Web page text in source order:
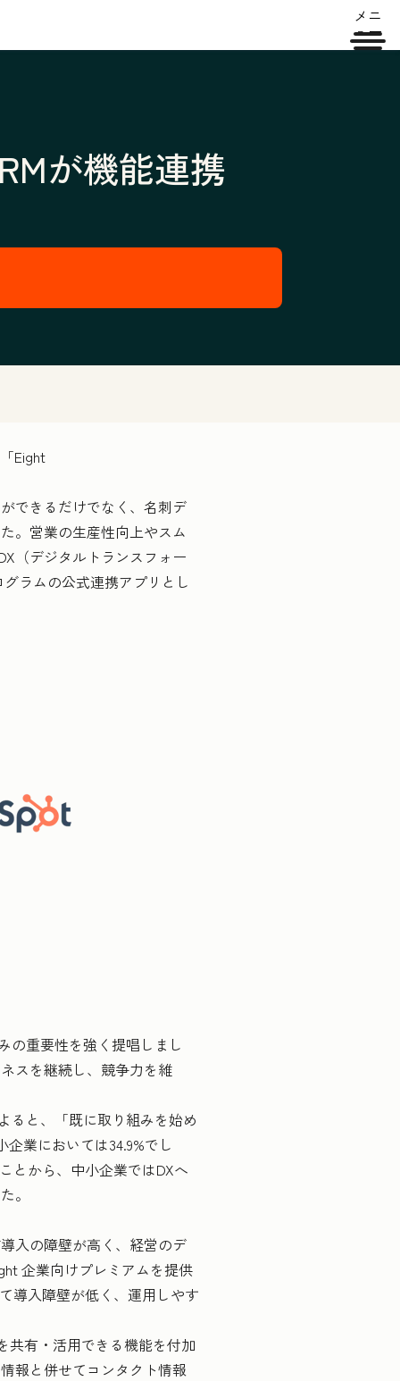
メニ
ュー
が機能連携
Eight
できるだけでなく、名刺デ
。営業の生産性向上やスム
（デジタルトランスフォー
ラムの公式連携アプリとし
重要性を強く提唱しまし
スを継続し、競争力を維
と、「既に取り組みを始め
業においては34.9%でし
とから、中小企業ではDXへ
。
入の障壁が高く、経営のデ
企業向けプレミアムを提供
導入障壁が低く、運用しやす
有・活用できる機能を付加
報と併せてコンタクト情報